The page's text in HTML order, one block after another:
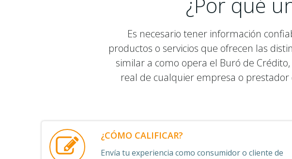
Es necesario tener información
productos o servicios que ofrecen las
similar a como opera el Buró de
real de cualquier empresa o
¿CÓMO CALIFICAR?
Envía tu experiencia como consumidor o cliente de